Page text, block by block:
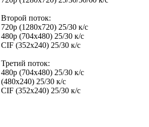
Второй поток:
720p (1280х720) 25/30 к/с
480p (704x480) 25/30 к/с
CIF (352x240) 25/30 к/с
Третий поток:
480p (704x480) 25/30 к/с
(480x240) 25/30 к/с
CIF (352x240) 25/30 к/с